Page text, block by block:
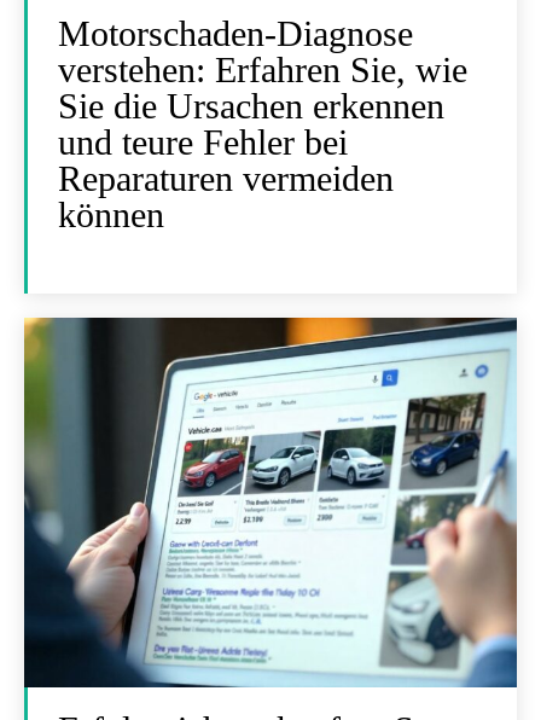
Motorschaden-Diagnose
verstehen: Erfahren Sie, wie
Sie die Ursachen erkennen
und teure Fehler bei
Reparaturen vermeiden
können